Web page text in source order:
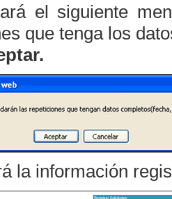
el siguiente
que tenga los
la información